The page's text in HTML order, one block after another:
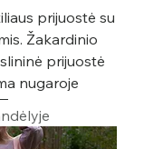
prijuostė su
Žakardinio
prijuostė
nugaroje